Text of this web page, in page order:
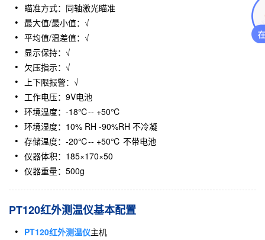
瞄准方式：同轴激光瞄准
最大值/最小值：√
平均值/温差值：√
显示保持：√
欠压指示：√
上下限报警：√
工作电压：9V电池
环境温度：-18℃-- +50℃
环境湿度：10% RH -90%RH 不冷凝
存储温度：-20℃-- +50℃ 不带电池
仪器体积：185×170×50
仪器重量：500g
PT120红外测温仪基本配置
PT120红外测温仪主机